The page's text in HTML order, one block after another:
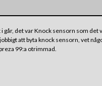
går, det var Knock sensorn som
att byta knock sensorn, vet
99:a otrimmad.